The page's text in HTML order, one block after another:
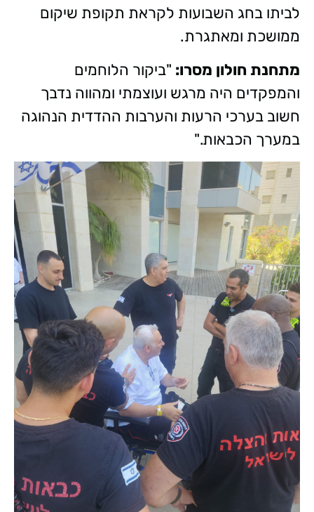
לביתו בחג השבועות לקראת תקופת שיקום
ממושכת ומאתגרת.
מתחנת חולון מסרו: "ביקור הלוחמים
והמפקדים היה מרגש ועוצמתי ומהווה נדבך
חשוב בערכי הרעות והערבות ההדדית הנהוגה
במערך הכבאות."